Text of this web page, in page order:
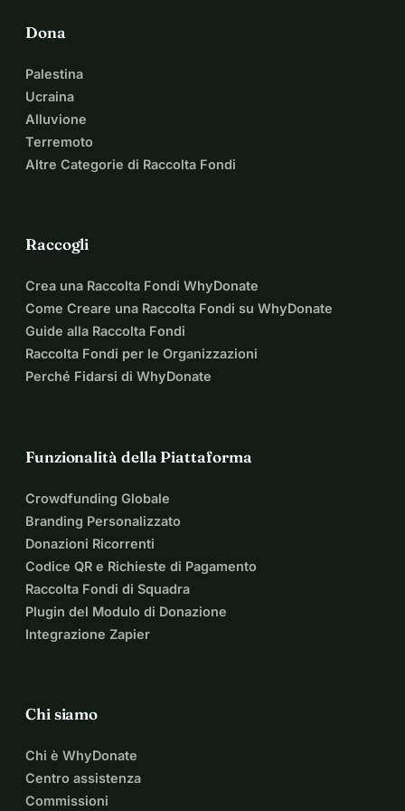
Dona
Palestina
Ucraina
Alluvione
Terremoto
Altre Categorie di Raccolta Fondi
Raccogli
Crea una Raccolta Fondi WhyDonate
Come Creare una Raccolta Fondi su WhyDonate
Guide alla Raccolta Fondi
Raccolta Fondi per le Organizzazioni
Perché Fidarsi di WhyDonate
Funzionalità della Piattaforma
Crowdfunding Globale
Branding Personalizzato
Donazioni Ricorrenti
Codice QR e Richieste di Pagamento
Raccolta Fondi di Squadra
Plugin del Modulo di Donazione
Integrazione Zapier
Chi siamo
Chi è WhyDonate
Centro assistenza
Commissioni